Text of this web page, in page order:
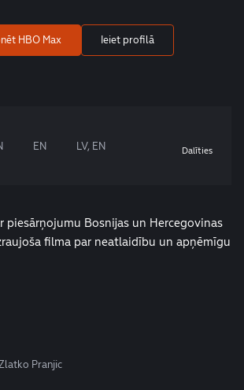
HBO Max Ieiet profilā
EN LV, EN Dalīties
piesārņojumu Bosnijas un Hercegovinas
filma par neatlaidību un apņēmīgu
Pranjic